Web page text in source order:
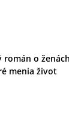
román o
menia život